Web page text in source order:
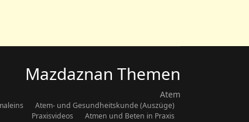
Mazdaznan Themen
Atem
Atem- und Gesundheitskunde (Auszüge)
Praxisvideos
Atmen und Beten in Praxis